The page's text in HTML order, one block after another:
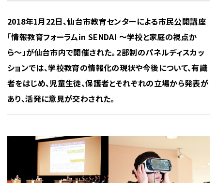
2018年1月22日、仙台市教育センターによる市民公開講座
「情報教育フォーラムin SENDAI 〜学校と家庭の視点か
ら〜」が仙台市内で開催された。２部制のパネルディスカッ
ションでは、学校教育の情報化の現状や今後について、有識
者をはじめ、児童生徒、保護者とそれぞれの立場から発表が
あり、活発に意見が交わされた。